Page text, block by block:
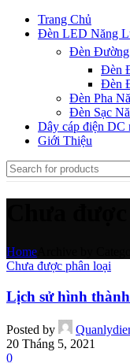
Trang Chủ
Đèn LED Năng
Đèn Đường
Đèn
Đèn
Đèn Pha
Đèn Sạc
Dây cáp điện DC
Giới Thiệu
Home
Chưa được phân loại
Lịch sử hình
Posted by
20 Tháng 5, 2021
0